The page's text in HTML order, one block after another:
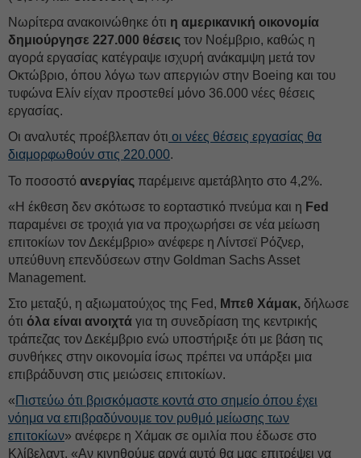
Νωρίτερα ανακοινώθηκε ότι η αμερικανική οικονομία
δημιούργησε 227.000 θέσεις τον Νοέμβριο, καθώς η
αγορά εργασίας κατέγραψε ισχυρή ανάκαμψη μετά τον
Οκτώβριο, όπου λόγω των απεργιών στην Boeing και του
τυφώνα Ελίν είχαν προστεθεί μόνο 36.000 νέες θέσεις
εργασίας.
Οι αναλυτές προέβλεπαν ότι οι νέες θέσεις εργασίας θα
διαμορφωθούν στις 220.000.
Το ποσοστό ανεργίας παρέμεινε αμετάβλητο στο 4,2%.
«Η έκθεση δεν σκότωσε το εορταστικό πνεύμα και η Fed
παραμένει σε τροχιά για να προχωρήσει σε νέα μείωση
επιτοκίων τον Δεκέμβριο» ανέφερε η Λίντσεϊ Ρόζνερ,
υπεύθυνη επενδύσεων στην Goldman Sachs Asset
Management.
Στο μεταξύ, η αξιωματούχος της Fed, Μπεθ Χάμακ, δήλωσε
ότι όλα είναι ανοιχτά για τη συνεδρίαση της κεντρικής
τράπεζας τον Δεκέμβριο ενώ υποστήριξε ότι με βάση τις
συνθήκες στην οικονομία ίσως πρέπει να υπάρξει μια
επιβράδυνση στις μειώσεις επιτοκίων.
« Πιστεύω ότι βρισκόμαστε κοντά στο σημείο όπου έχει
νόημα να επιβραδύνουμε τον ρυθμό μείωσης των
επιτοκίων» ανέφερε η Χάμακ σε ομιλία που έδωσε στο
Κλίβελαντ. «Αν κινηθούμε αργά αυτό θα μας επιτρέψει να